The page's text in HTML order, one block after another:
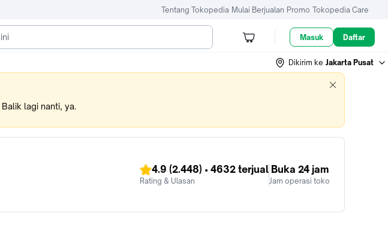
Tentang Tokopedia Mulai Berjualan Promo Tokopedia Care
Masuk Daftar
Dikirim ke Jakarta Pusat
lagi nanti, ya.
4.9 (2.448) • 4632 terjual
Rating & Ulasan
Buka 24 jam
Jam operasi toko